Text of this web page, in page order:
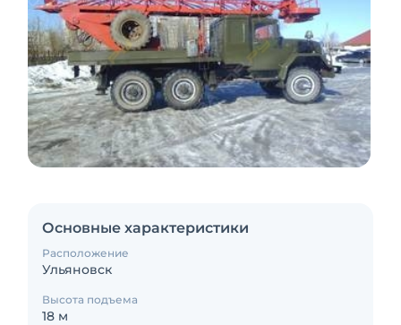
Основные характеристики
Расположение
Ульяновск
Высота подъема
18 м